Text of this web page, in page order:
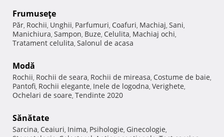
Frumuseţe
Păr, Rochii, Unghii, Parfumuri, Coafuri, Machiaj, Sani,
Manichiura, Sampon, Buze, Celulita, Machiaj ochi,
Tratament celulita, Salonul de acasa
Modă
Rochii, Rochii de seara, Rochii de mireasa, Costume de baie,
Pantofi, Rochii elegante, Inele de logodna, Verighete,
Ochelari de soare, Tendinte 2020
Sănătate
Sarcina, Ceaiuri, Inima, Psihologie, Ginecologie,